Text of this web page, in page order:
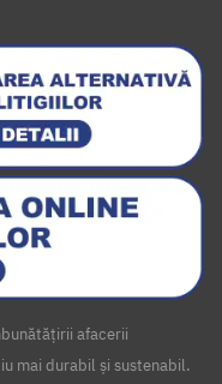
afacerii
mai durabil și sustenabil.